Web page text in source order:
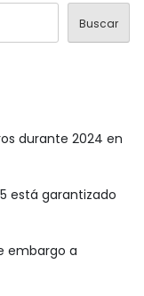
Buscar
durante 2024 en
está garantizado
embargo a